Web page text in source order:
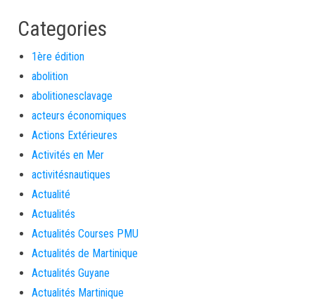
Categories
1ère édition
abolition
abolitionesclavage
acteurs économiques
Actions Extérieures
Activités en Mer
activitésnautiques
Actualité
Actualités
Actualités Courses PMU
Actualités de Martinique
Actualités Guyane
Actualités Martinique